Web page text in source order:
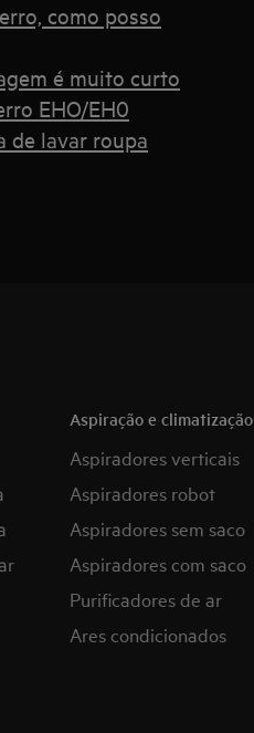
como posso
é muito curto
EHO/EH0
de lavar roupa
Aspiração e climatização
Aspiradores verticais
Aspiradores robot
Aspiradores sem saco
Aspiradores com saco
Purificadores de ar
Ares condicionados